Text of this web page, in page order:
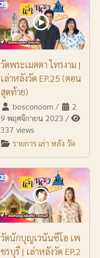
วัดพระเมตตา ไทรงาม |
เล่าหลังวัด EP.25 (ตอน
สุดท้าย)
bosconoom /
2
9 พฤศจิกายน 2023 /
337 views
รายการ เล่า หลัง วัด
วัดนักบุญเวนันซีโอ เพ
ชรบุรี | เล่าหลังวัด EP.2